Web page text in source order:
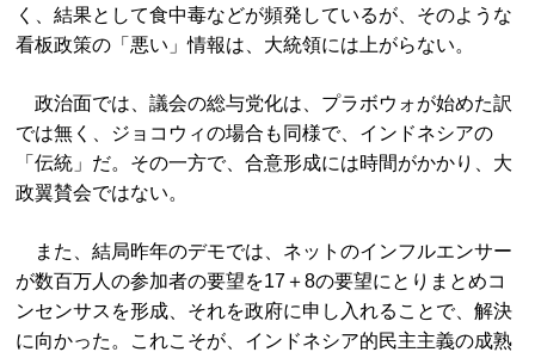
く、結果として食中毒などが頻発しているが、そのような
看板政策の「悪い」情報は、大統領には上がらない。
政治面では、議会の総与党化は、プラボウォが始めた訳
では無く、ジョコウィの場合も同様で、インドネシアの
「伝統」だ。その一方で、合意形成には時間がかかり、大
政翼賛会ではない。
また、結局昨年のデモでは、ネットのインフルエンサー
が数百万人の参加者の要望を17＋8の要望にとりまとめコ
ンセンサスを形成、それを政府に申し入れることで、解決
に向かった。これこそが、インドネシア的民主主義の成熟